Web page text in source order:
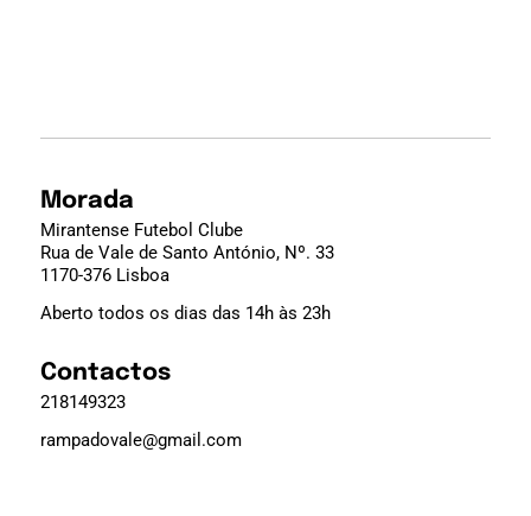
Morada
Mirantense Futebol Clube
Rua de Vale de Santo António, Nº. 33
1170-376 Lisboa
Aberto todos os dias das 14h às 23h
Contactos
218149323
rampadovale@gmail.com